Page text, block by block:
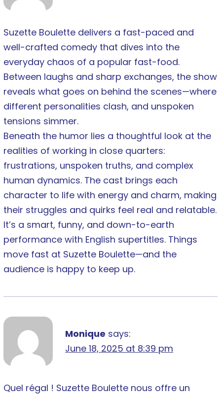
Suzette Boulette delivers a fast-paced and
well-crafted comedy that dives into the
everyday chaos of a popular fast-food.
Between laughs and sharp exchanges, the show
reveals what goes on behind the scenes—where
different personalities clash, and unspoken
tensions simmer.
Beneath the humor lies a thoughtful look at the
realities of working in close quarters:
frustrations, unspoken truths, and complex
human dynamics. The cast brings each
character to life with energy and charm, making
their struggles and quirks feel real and relatable.
It’s a smart, funny, and down-to-earth
performance with English supertitles. Things
move fast at Suzette Boulette—and the
audience is happy to keep up.
Monique says:
June 18, 2025 at 8:39 pm
Quel régal ! Suzette Boulette nous offre un